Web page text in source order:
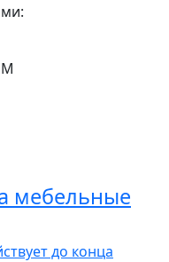
мебельные
до конца